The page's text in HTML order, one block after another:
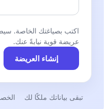
اكتب بصياغتك الخاصة.
عريضة قوية نيابةً عنك.
إنشاء العريضة
تبقى بياناتك ملكًا لك